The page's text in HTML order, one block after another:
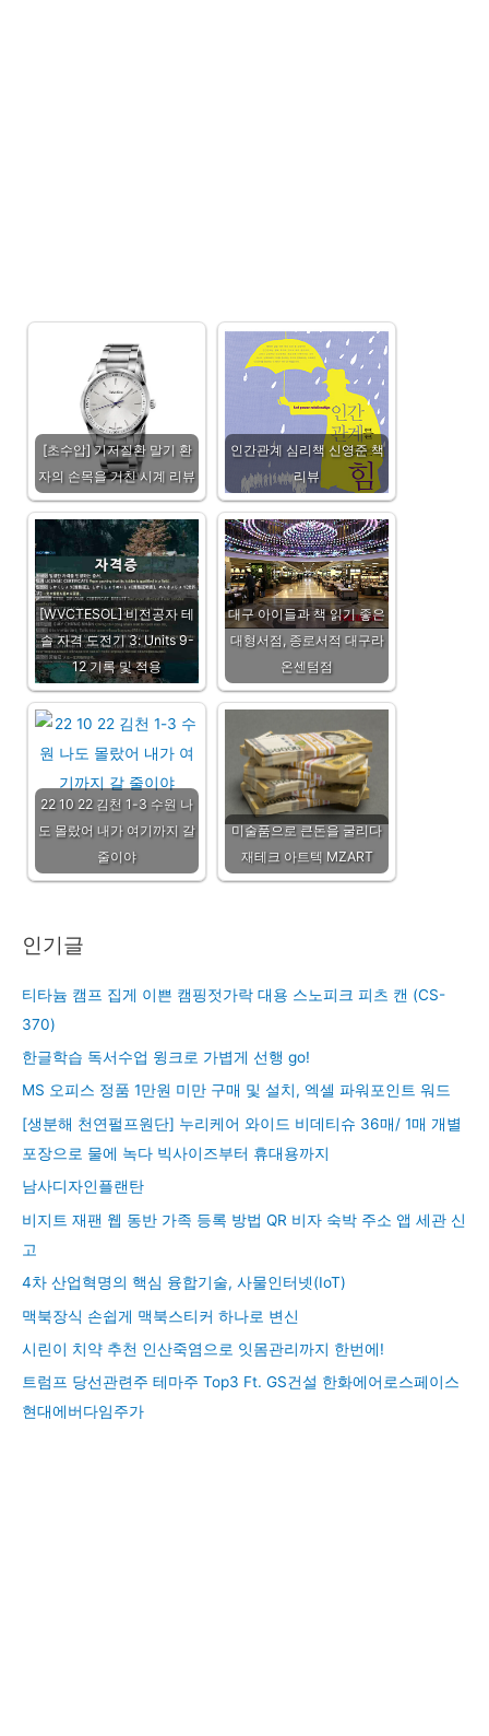
[초수압] 기저질환 말기 환
자의 손목을 거친 시계 리뷰
인간관계 심리책 신영준 책
리뷰
[WVCTESOL] 비전공자 테
솔 자격 도전기 3: Units 9-
12 기록 및 적용
대구 아이들과 책 읽기 좋은
대형서점, 종로서적 대구라
온센텀점
22 10 22 김천 1-3 수원 나
도 몰랐어 내가 여기까지 갈
줄이야
미술품으로 큰돈을 굴리다
재테크 아트텍 MZART
인기글
티타늄 캠프 집게 이쁜 캠핑젓가락 대용 스노피크 피츠 캔 (CS-
370)
한글학습 독서수업 윙크로 가볍게 선행 go!
MS 오피스 정품 1만원 미만 구매 및 설치, 엑셀 파워포인트 워드
[생분해 천연펄프원단] 누리케어 와이드 비데티슈 36매/ 1매 개별
포장으로 물에 녹다 빅사이즈부터 휴대용까지
남사디자인플랜탄
비지트 재팬 웹 동반 가족 등록 방법 QR 비자 숙박 주소 앱 세관 신
고
4차 산업혁명의 핵심 융합기술, 사물인터넷(IoT)
맥북장식 손쉽게 맥북스티커 하나로 변신
시린이 치약 추천 인산죽염으로 잇몸관리까지 한번에!
트럼프 당선관련주 테마주 Top3 Ft. GS건설 한화에어로스페이스
현대에버다임주가